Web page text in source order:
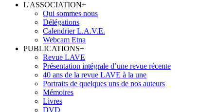
L'ASSOCIATION+
Qui sommes nous
Délégations
Calendrier L.A.V.E.
Webcam Etna
PUBLICATIONS+
Revue LAVE
Présentation intégrale d’une revue récente
40 ans de la revue LAVE à la une
Portraits de quelques uns de nos auteurs
Mémoires
Livres
DVD